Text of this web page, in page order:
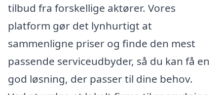
tilbud fra forskellige aktører. Vores
platform gør det lynhurtigt at
sammenligne priser og finde den mest
passende serviceudbyder, så du kan få en
god løsning, der passer til dine behov.